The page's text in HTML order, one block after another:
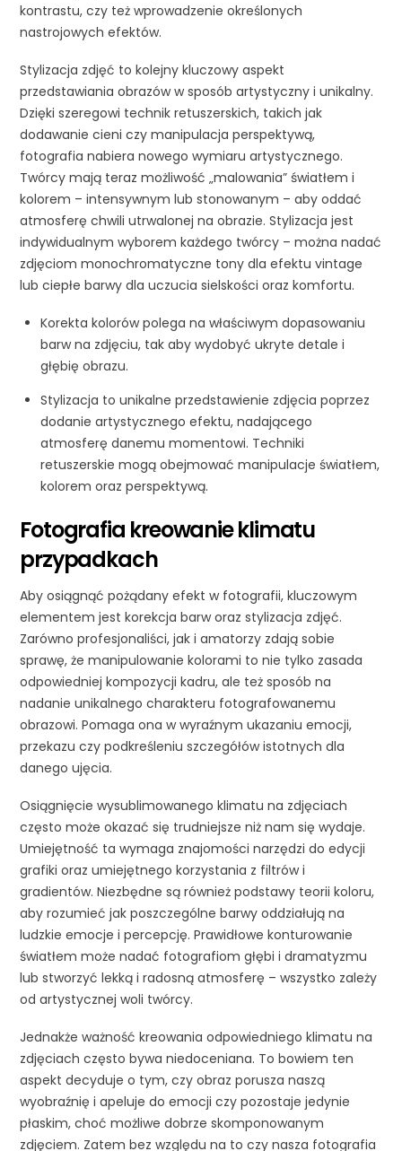
kontrastu, czy też wprowadzenie określonych
nastrojowych efektów.
Stylizacja zdjęć to kolejny kluczowy aspekt
przedstawiania obrazów w sposób artystyczny i unikalny.
Dzięki szeregowi technik retuszerskich, takich jak
dodawanie cieni czy manipulacja perspektywą,
fotografia nabiera nowego wymiaru artystycznego.
Twórcy mają teraz możliwość „malowania” światłem i
kolorem – intensywnym lub stonowanym – aby oddać
atmosferę chwili utrwalonej na obrazie. Stylizacja jest
indywidualnym wyborem każdego twórcy – można nadać
zdjęciom monochromatyczne tony dla efektu vintage
lub ciepłe barwy dla uczucia sielskości oraz komfortu.
Korekta kolorów polega na właściwym dopasowaniu
barw na zdjęciu, tak aby wydobyć ukryte detale i
głębię obrazu.
Stylizacja to unikalne przedstawienie zdjęcia poprzez
dodanie artystycznego efektu, nadającego
atmosferę danemu momentowi. Techniki
retuszerskie mogą obejmować manipulacje światłem,
kolorem oraz perspektywą.
Fotografia kreowanie klimatu
przypadkach
Aby osiągnąć pożądany efekt w fotografii, kluczowym
elementem jest korekcja barw oraz stylizacja zdjęć.
Zarówno profesjonaliści, jak i amatorzy zdają sobie
sprawę, że manipulowanie kolorami to nie tylko zasada
odpowiedniej kompozycji kadru, ale też sposób na
nadanie unikalnego charakteru fotografowanemu
obrazowi. Pomaga ona w wyraźnym ukazaniu emocji,
przekazu czy podkreśleniu szczegółów istotnych dla
danego ujęcia.
Osiągnięcie wysublimowanego klimatu na zdjęciach
często może okazać się trudniejsze niż nam się wydaje.
Umiejętność ta wymaga znajomości narzędzi do edycji
grafiki oraz umiejętnego korzystania z filtrów i
gradientów. Niezbędne są również podstawy teorii koloru,
aby rozumieć jak poszczególne barwy oddziałują na
ludzkie emocje i percepcję. Prawidłowe konturowanie
światłem może nadać fotografiom głębi i dramatyzmu
lub stworzyć lekką i radosną atmosferę – wszystko zależy
od artystycznej woli twórcy.
Jednakże ważność kreowania odpowiedniego klimatu na
zdjęciach często bywa niedoceniana. To bowiem ten
aspekt decyduje o tym, czy obraz porusza naszą
wyobraźnię i apeluje do emocji czy pozostaje jedynie
płaskim, choć możliwe dobrze skomponowanym
zdjęciem. Zatem bez względu na to czy nasza fotografia